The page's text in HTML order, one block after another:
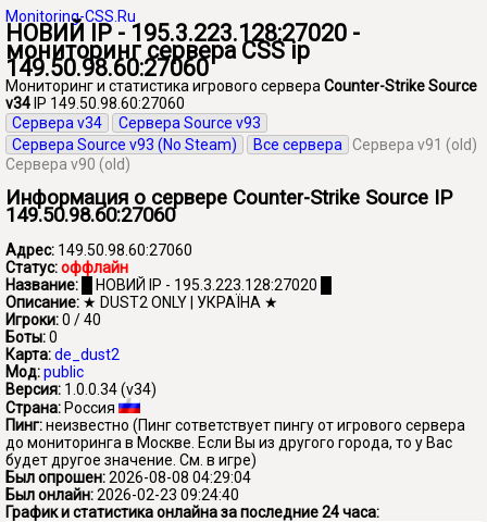
Monitoring-CSS.Ru
НОВИЙ IP - 195.3.223.128:27020 -
мониторинг сервера CSS ip
149.50.98.60:27060
Мониторинг и статистика игрового сервера Counter-Strike Source
v34 IP 149.50.98.60:27060
Сервера v34
Сервера Source v93
Сервера Source v93 (No Steam)
Все сервера
Сервера v91 (old)
Сервера v90 (old)
Информация о сервере Counter-Strike Source IP
149.50.98.60:27060
Адрес: 149.50.98.60:27060
Статус:оффлайн
Название: █ НОВИЙ IP - 195.3.223.128:27020 █
Описание: ★ DUST2 ONLY | УКРАЇНА ★
Игроки:0 / 40
Боты:0
Карта:de_dust2
Мод:public
Версия: 1.0.0.34 (v34)
Страна: Россия
Пинг:неизвестно (Пинг сответствует пингу от игрового сервера
до мониторинга в Москве. Если Вы из другого города, то у Вас
будет другое значение. См. в игре)
Был опрошен:2026-08-08 04:29:04
Был онлайн:2026-02-23 09:24:40
График и статистика онлайна за последние 24 часа: